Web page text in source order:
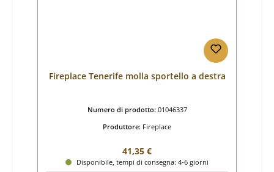
Fireplace Tenerife molla sportello a destra
Numero di prodotto: 01046337
Produttore: Fireplace
Prezzo normale:
41,35 €
Disponibile, tempi di consegna: 4-6 giorni